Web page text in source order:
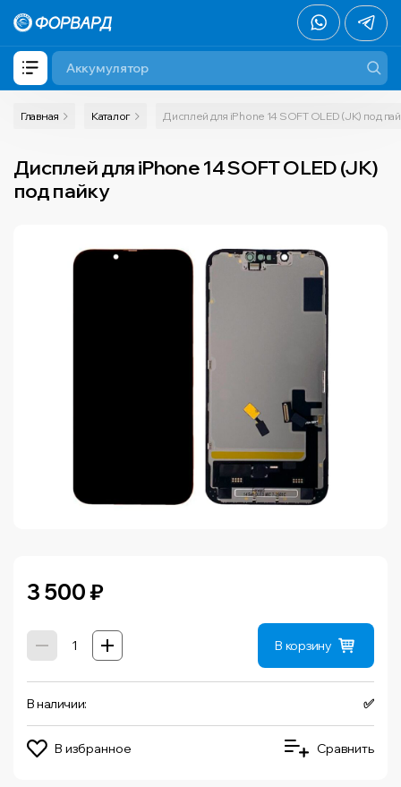
Главная Каталог Дисплей для iPhone 14 SOFT OLED (JK) под
Дисплей для iPhone 14 SOFT OLED (JK)
под пайку
3 500₽
В корзину
В наличии: ✅
В избранное Сравнить